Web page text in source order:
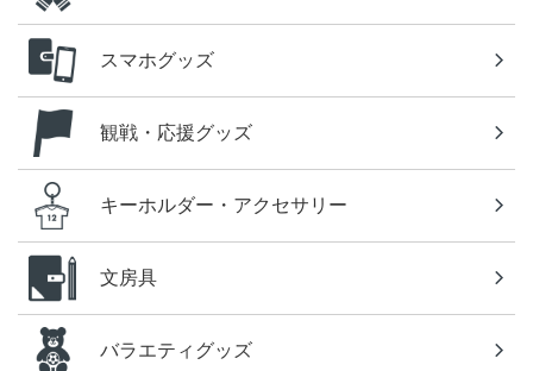
スマホグッズ
観戦・応援グッズ
キーホルダー・アクセサリー
文房具
バラエティグッズ